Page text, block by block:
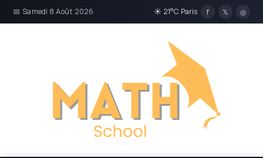
📅 Samedi 8 Août 2026 ☀ 21°C Paris f 𝕏 ◎